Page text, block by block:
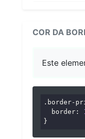
COR DA
Este
.border-
border :
}